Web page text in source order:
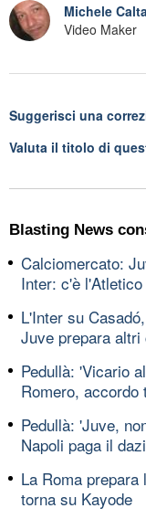
Michele
Video Maker
Suggerisci una
Valuta il titolo di
Blasting News
Calciomercato:
Inter: c'è
L'Inter su
Juve prepara altri
Pedullà: 'Vicario
Romero, accordo
Pedullà: 'Juve,
Napoli paga il
La Roma
torna su Kayode